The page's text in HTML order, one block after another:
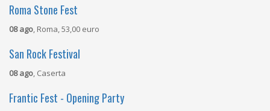
Roma Stone Fest
08 ago, Roma, 53,00 euro
San Rock Festival
08 ago, Caserta
Frantic Fest - Opening Party